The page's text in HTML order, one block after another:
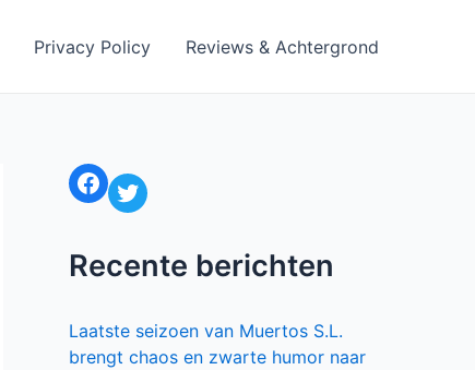
Privacy Policy Reviews & Achtergrond
Facebook Twitter
Recente berichten
Laatste seizoen van Muertos S.L.
brengt chaos en zwarte humor naar